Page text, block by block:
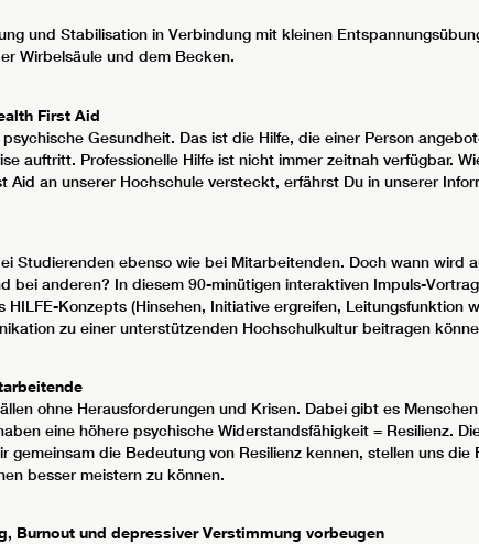
und Stabilisation in Verbindung mit kleinen
Wirbelsäule und dem Becken.
First Aid
Gesundheit. Das ist die Hilfe, die einer Person
auftritt. Professionelle Hilfe ist nicht immer zeitnah verfügbar.
Aid an unserer Hochschule versteckt, erfährst Du in unserer
Studierenden ebenso wie bei Mitarbeitenden. Doch wann wird
bei anderen? In diesem 90-minütigen interaktiven Impuls-
HILFE-Konzepts (Hinsehen, Initiative ergreifen,
zu einer unterstützenden Hochschulkultur beitragen
ohne Herausforderungen und Krisen. Dabei gibt es
eine höhere psychische Widerstandsfähigkeit = Resilienz.
gemeinsam die Bedeutung von Resilienz kennen, stellen uns
besser meistern zu können.
Burnout und depressiver Verstimmung vorbeugen